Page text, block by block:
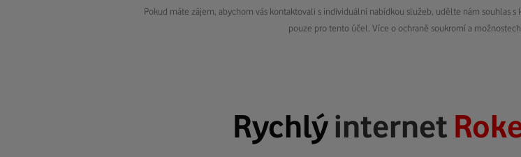
Pokud máte zájem, abychom vás kontaktovali s individuální nabídkou služeb, udělte nám souhlas
pouze pro tento účel. Více o ochraně soukromí a
Rychlýinternet